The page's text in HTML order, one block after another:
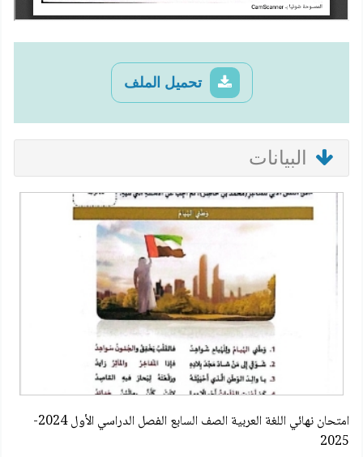
تحميل الملف
البيانات
امتحان نهائي اللغة العربية الصف السابع الفصل الدراسي الأول 2024-
2025